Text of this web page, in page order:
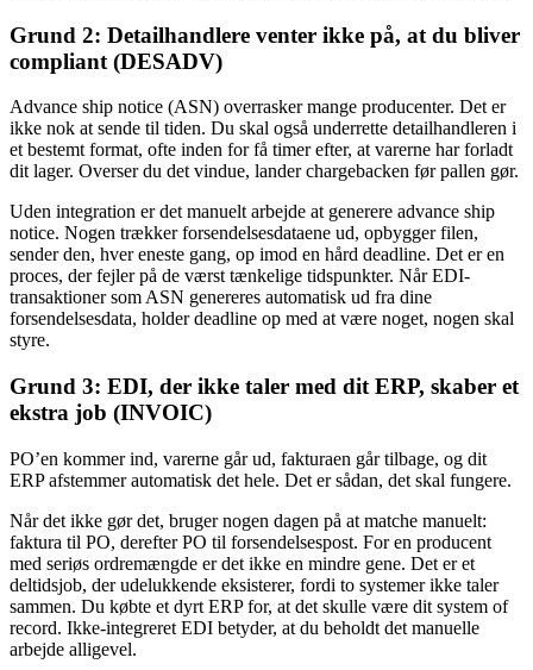
Grund 2: Detailhandlere venter ikke på, at du bliver
compliant (DESADV)
Advance ship notice (ASN) overrasker mange producenter. Det er
ikke nok at sende til tiden. Du skal også underrette detailhandleren i
et bestemt format, ofte inden for få timer efter, at varerne har forladt
dit lager. Overser du det vindue, lander chargebacken før pallen gør.
Uden integration er det manuelt arbejde at generere advance ship
notice. Nogen trækker forsendelsesdataene ud, opbygger filen,
sender den, hver eneste gang, op imod en hård deadline. Det er en
proces, der fejler på de værst tænkelige tidspunkter. Når EDI-
transaktioner som ASN genereres automatisk ud fra dine
forsendelsesdata, holder deadline op med at være noget, nogen skal
styre.
Grund 3: EDI, der ikke taler med dit ERP, skaber et
ekstra job (INVOIC)
PO’en kommer ind, varerne går ud, fakturaen går tilbage, og dit
ERP afstemmer automatisk det hele. Det er sådan, det skal fungere.
Når det ikke gør det, bruger nogen dagen på at matche manuelt:
faktura til PO, derefter PO til forsendelsespost. For en producent
med seriøs ordremængde er det ikke en mindre gene. Det er et
deltidsjob, der udelukkende eksisterer, fordi to systemer ikke taler
sammen. Du købte et dyrt ERP for, at det skulle være dit system of
record. Ikke-integreret EDI betyder, at du beholdt det manuelle
arbejde alligevel.